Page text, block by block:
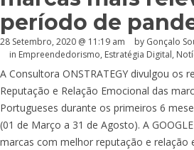
período de
28 Setembro, 2020 @ 11:19 am by Gonçalo
in Empreendedorismo, Estratégia Digital,
A Consultora ONSTRATEGY divulgou os
Reputação e Relação Emocional das
Portugueses durante os primeiros 6
(01 de Março a 31 de Agosto). A
marcas com melhor reputação e relação